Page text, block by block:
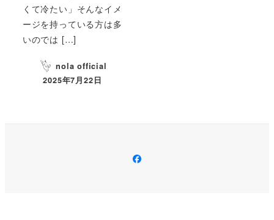
くて冷たい」そんなイメ
ージを持っている方は多
いのでは […]
nola official
2025年7月22日
Facebook